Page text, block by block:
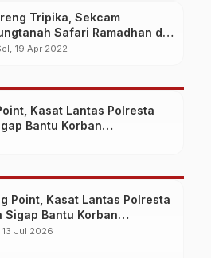
Tripika, Sekcam
Safari Ramadhan di
19 Apr 2022
Kasat Lantas Polresta
Bantu Korban
Point, Kasat Lantas Polresta
Sigap Bantu Korban
13 Jul 2026